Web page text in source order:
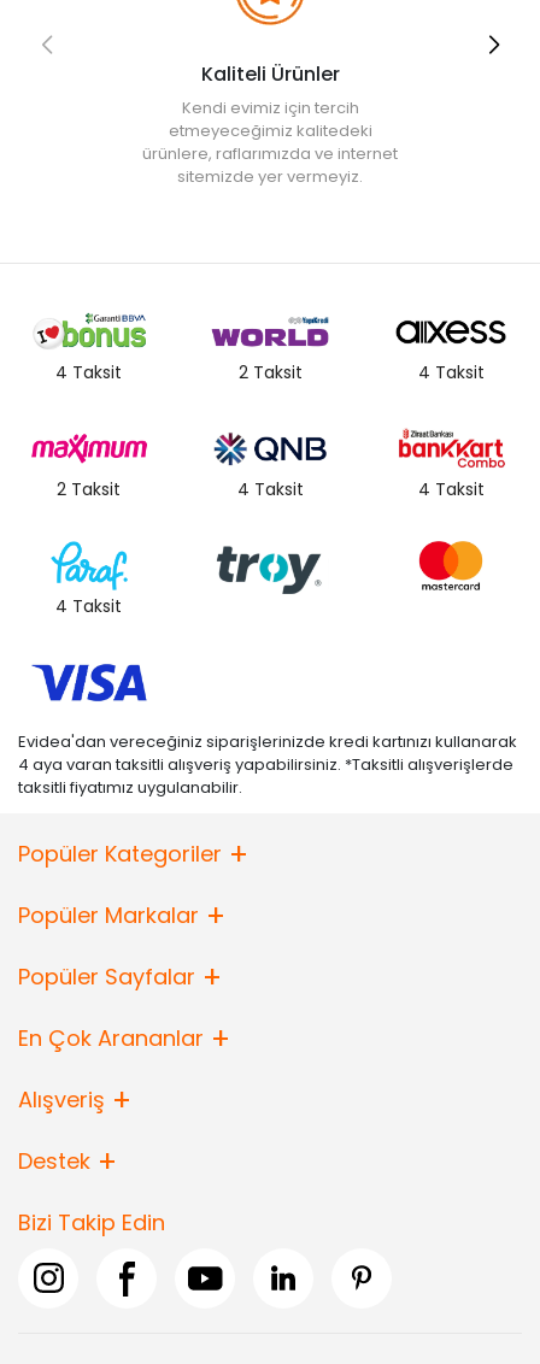
Kaliteli Ürünler
Kendi evimiz için tercih
etmeyeceğimiz kalitedeki
ürünlere, raflarımızda ve internet
sitemizde yer vermeyiz.
4 Taksit 2 Taksit 4 Taksit
2 Taksit 4 Taksit 4 Taksit
4 Taksit
Evidea'dan vereceğiniz siparişlerinizde kredi kartınızı kullanarak
4 aya varan taksitli alışveriş yapabilirsiniz. *Taksitli alışverişlerde
taksitli fiyatımız uygulanabilir.
Popüler Kategoriler
Popüler Markalar
Popüler Sayfalar
En Çok Arananlar
Alışveriş
Destek
Bizi Takip Edin